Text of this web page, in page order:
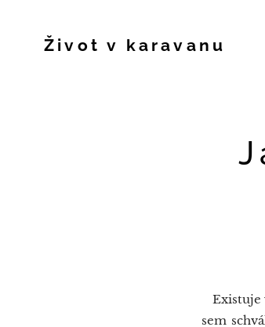
Život v karavanu
Existuje
sem